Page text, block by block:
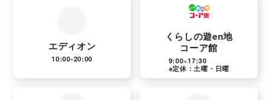
エディオン
10:00-20:00
くらしの遊en地
コーア館
9:00~17:30
※定休：土曜・日曜